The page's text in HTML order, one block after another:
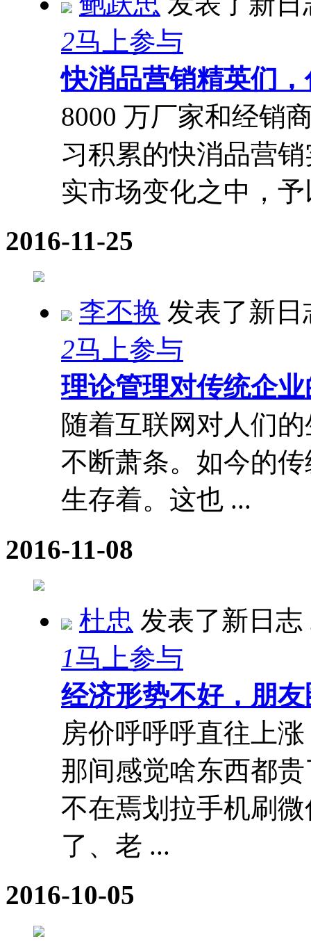
2马上参与
快消品营销精英们
8000 万厂家和经销
习积累的快消品营
实市场变化之中，
2016-11-25
李丕换 发表了新
2马上参与
理论管理对传统企
随着互联网对人们
不断萧条。如今的
生存着。这也 ...
2016-11-08
杜忠 发表了新日志
1马上参与
经济形势不好，朋
房价呼呼呼直往上
那间感觉啥东西都
不在焉划拉手机刷
了、老 ...
2016-10-05